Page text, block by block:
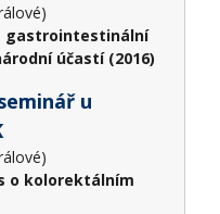
gastrointestinální
účastí (2016)
u
o kolorektálním